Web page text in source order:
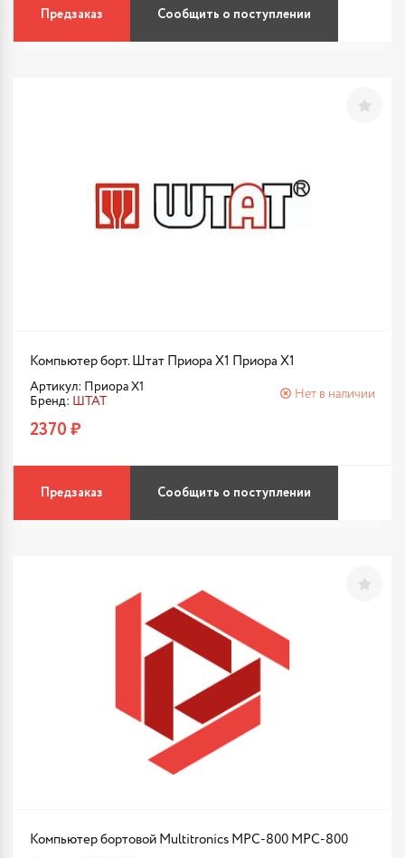
Предзаказ Сообщить о поступлении
Компьютер борт. Штат Приора X1 Приора X1
Артикул: Приора X1
Бренд: ШТАТ
Нет в наличии
2370 ₽
Предзаказ Сообщить о поступлении
Компьютер бортовой Multitronics MPC-800 MPC-800